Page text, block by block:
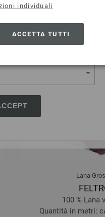
States of America
individuali
ACCETTA TUTTI
Lana
100 % Lana
Quantità in metri: